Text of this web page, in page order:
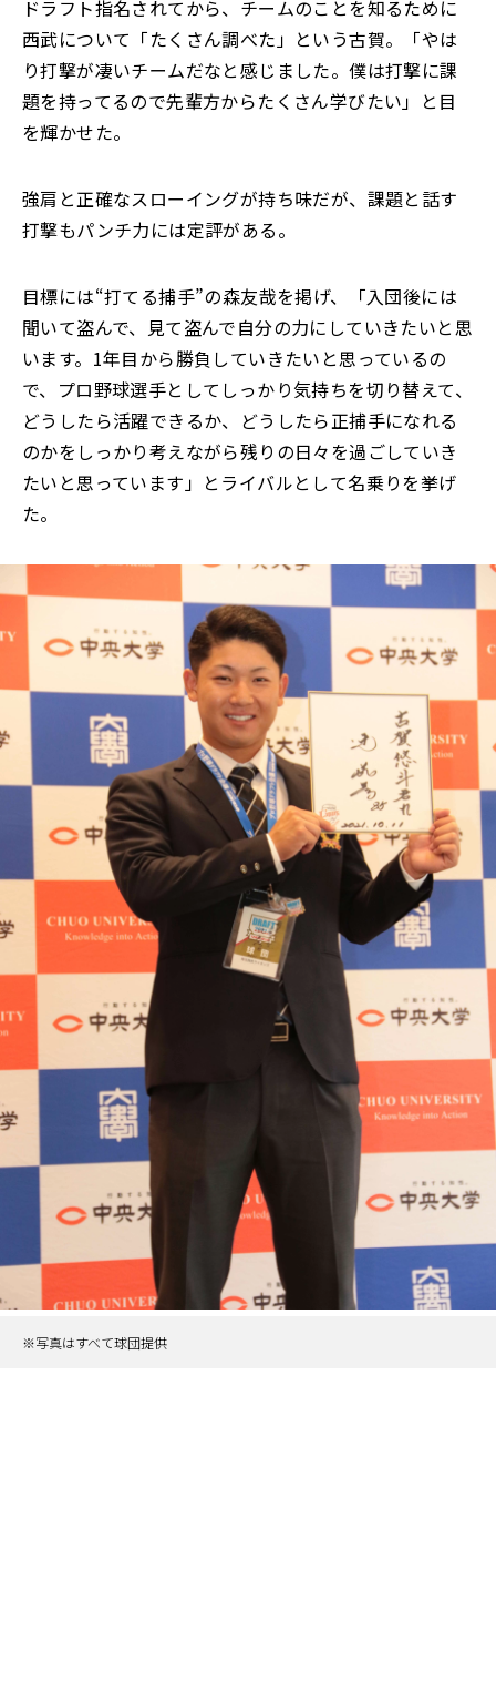
ドラフト指名されてから、チームのことを知るために
西武について「たくさん調べた」という古賀。「やは
り打撃が凄いチームだなと感じました。僕は打撃に課
題を持ってるので先輩方からたくさん学びたい」と目
を輝かせた。
強肩と正確なスローイングが持ち味だが、課題と話す
打撃もパンチ力には定評がある。
目標には“打てる捕手”の森友哉を掲げ、「入団後には
聞いて盗んで、見て盗んで自分の力にしていきたいと思
います。1年目から勝負していきたいと思っているの
で、プロ野球選手としてしっかり気持ちを切り替えて、
どうしたら活躍できるか、どうしたら正捕手になれる
のかをしっかり考えながら残りの日々を過ごしていき
たいと思っています」とライバルとして名乗りを挙げ
た。
※写真はすべて球団提供